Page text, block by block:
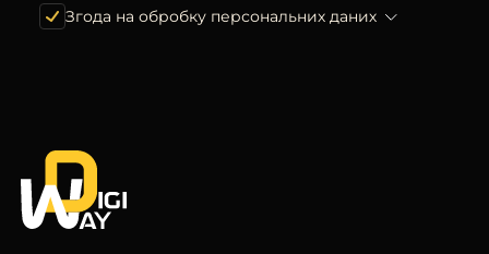
Згода на обробку персональних даних